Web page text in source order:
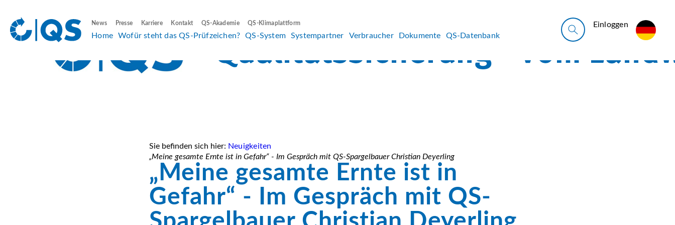
News Presse Karriere Kontakt QS-Akademie QS-Klimaplattform
Home Wofür steht das QS-Prüfzeichen? QS-System Systempartner Verbraucher Dokumente QS-Datenbank
Ein­log­gen
Sie befinden sich hier: Neuigkeiten
„Meine gesamte Ernte ist in Gefahr“ - Im Gespräch mit QS-Spargelbauer Christian Deyerling
„Meine gesamte Ernte ist in
Gefahr“ - Im Gespräch mit QS-